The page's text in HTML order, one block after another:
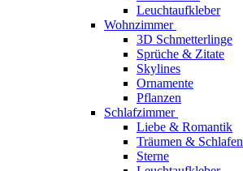
Leuchtaufkleber
Wohnzimmer
3D Schmetterlinge
Sprüche & Zitate
Skylines
Ornamente
Pflanzen
Schlafzimmer
Liebe & Romantik
Träumen & Schlafen
Sterne